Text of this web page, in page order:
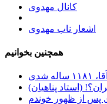
کانال مهدوی
اشعار ناب مهدوی
همچنین بخوانیم
(استاد پناهیان)